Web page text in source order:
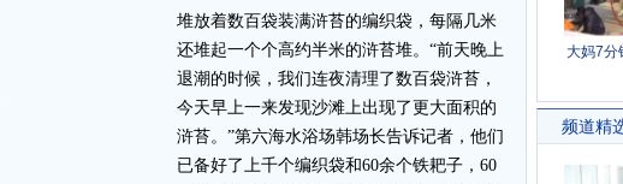
堆放着数百袋装满浒苔的编织袋，每隔几米
还堆起一个个高约半米的浒苔堆。“前天晚上
退潮的时候，我们连夜清理了数百袋浒苔，
今天早上一来发现沙滩上出现了更大面积的
浒苔。”第六海水浴场韩场长告诉记者，他们
已备好了上千个编织袋和60余个铁耙子，60